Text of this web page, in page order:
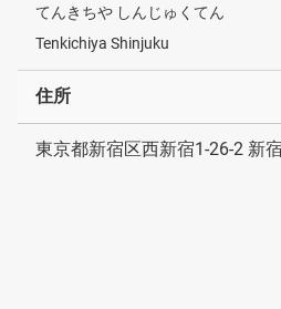
てんきちや しんじゅくてん
Tenkichiya Shinjuku
住所
東京都新宿区西新宿1-26-2 新